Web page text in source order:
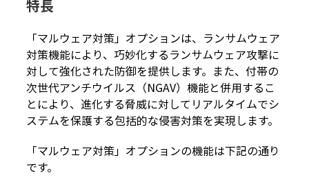
特長
「マルウェア対策」オプションは、ランサムウェア
対策機能により、巧妙化するランサムウェア攻撃に
対して強化された防御を提供します。また、付帯の
次世代アンチウイルス（NGAV）機能と併用するこ
とにより、進化する脅威に対してリアルタイムでシ
ステムを保護する包括的な侵害対策を実現します。
「マルウェア対策」オプションの機能は下記の通り
です。